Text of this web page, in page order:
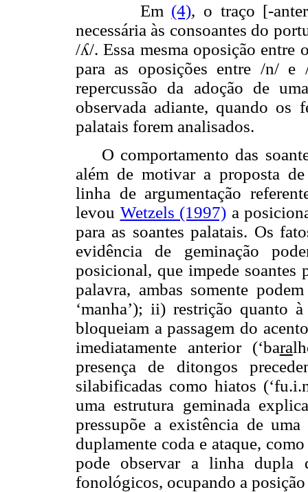
Em (4), o traço [-
necessária às consoantes do
/ʎ/. Essa mesma oposição
para as oposições entre /n/
repercussão da adoção de
observada adiante, quando os
palatais forem analisados.
O comportamento das
além de motivar a proposta
linha de argumentação
levou Wetzels (1997) a
para as soantes palatais. Os
evidência de geminação
posicional, que impede soantes
palavra, ambas somente
‘manha’); ii) restrição quanto
bloqueiam a passagem do
imediatamente anterior (‘bara
presença de ditongos
silabificadas como hiatos
uma estrutura geminada
pressupõe a existência de
duplamente coda e ataque,
pode observar a linha dupla
fonológicos, ocupando a posição